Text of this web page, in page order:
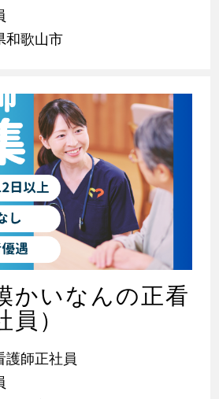
和歌山市
かいなんの正看
）
護師正社員